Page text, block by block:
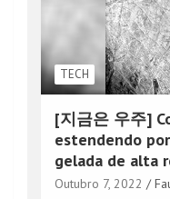
TECH
[지금은 우주]
estendendo
gelada de alta
Outubro 7, 2022